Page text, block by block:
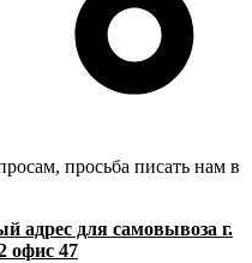
просьба писать нам в
адрес для самовывоза г.
офис 47